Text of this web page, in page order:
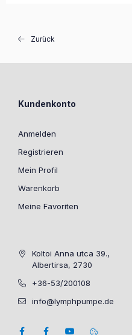
Zurück
Kundenkonto
Anmelden
Registrieren
Mein Profil
Warenkorb
Meine Favoriten
Koltoi Anna utca 39.,
Albertirsa, 2730
+36-53/200108
info@lymphpumpe.de